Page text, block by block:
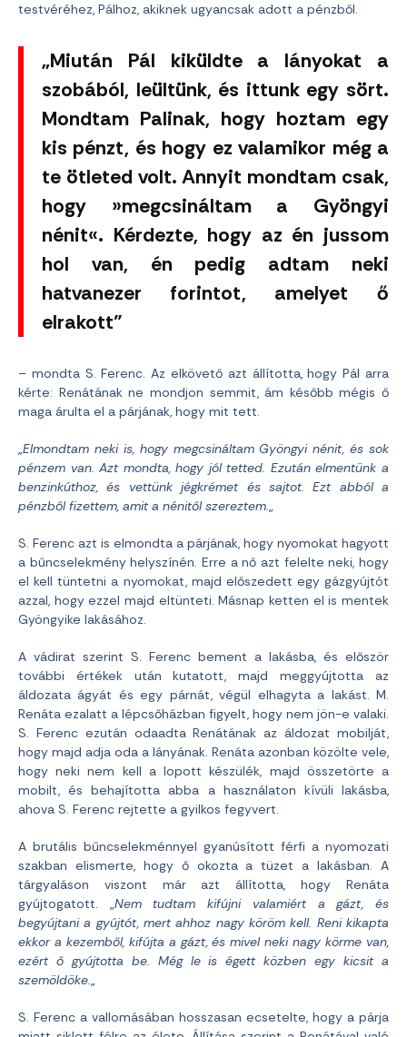
testvéréhez, Pálhoz, akiknek ugyancsak adott a pénzből.
„Miután Pál kiküldte a lányokat a
szobából, leültünk, és ittunk egy sört.
Mondtam Palinak, hogy hoztam egy
kis pénzt, és hogy ez valamikor még a
te ötleted volt. Annyit mondtam csak,
hogy »megcsináltam a Gyöngyi
nénit«. Kérdezte, hogy az én jussom
hol van, én pedig adtam neki
hatvanezer forintot, amelyet ő
elrakott”
– mondta S. Ferenc. Az elkövető azt állította, hogy Pál arra
kérte: Renátának ne mondjon semmit, ám később mégis ő
maga árulta el a párjának, hogy mit tett.
„Elmondtam neki is, hogy megcsináltam Gyöngyi nénit, és sok
pénzem van. Azt mondta, hogy jól tetted. Ezután elmentünk a
benzinkúthoz, és vettünk jégkrémet és sajtot. Ezt abból a
pénzből fizettem, amit a nénitől szereztem.„
S. Ferenc azt is elmondta a párjának, hogy nyomokat hagyott
a bűncselekmény helyszínén. Erre a nő azt felelte neki, hogy
el kell tüntetni a nyomokat, majd előszedett egy gázgyújtót
azzal, hogy ezzel majd eltünteti. Másnap ketten el is mentek
Gyöngyike lakásához.
A vádirat szerint S. Ferenc bement a lakásba, és először
további értékek után kutatott, majd meggyújtotta az
áldozata ágyát és egy párnát, végül elhagyta a lakást. M.
Renáta ezalatt a lépcsőházban figyelt, hogy nem jön-e valaki.
S. Ferenc ezután odaadta Renátának az áldozat mobilját,
hogy majd adja oda a lányának. Renáta azonban közölte vele,
hogy neki nem kell a lopott készülék, majd összetörte a
mobilt, és behajította abba a használaton kívüli lakásba,
ahova S. Ferenc rejtette a gyilkos fegyvert.
A brutális bűncselekménnyel gyanúsított férfi a nyomozati
szakban elismerte, hogy ő okozta a tüzet a lakásban. A
tárgyaláson viszont már azt állította, hogy Renáta
gyújtogatott. „Nem tudtam kifújni valamiért a gázt, és
begyújtani a gyújtót, mert ahhoz nagy köröm kell. Reni kikapta
ekkor a kezemből, kifújta a gázt, és mivel neki nagy körme van,
ezért ő gyújtotta be. Még le is égett közben egy kicsit a
szemöldöke.„
S. Ferenc a vallomásában hosszasan ecsetelte, hogy a párja